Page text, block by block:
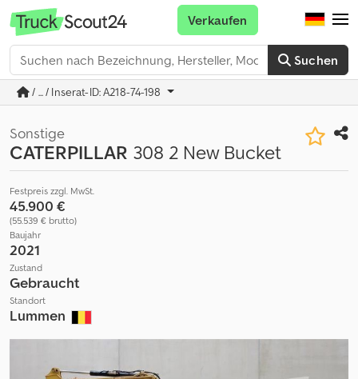
Suchen
Verkaufen
/ ... / Inserat-ID: A218-74-198
Sonstige
CATERPILLAR 308 2 New Bucket
Festpreis zzgl. MwSt.
45.900 €
(55.539 € brutto)
Baujahr
2021
Zustand
Gebraucht
Standort
Lummen